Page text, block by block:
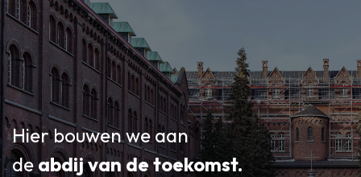
Hier bouwen we aan
deabdij van de toekomst.